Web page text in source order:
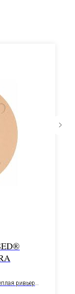
ривьера